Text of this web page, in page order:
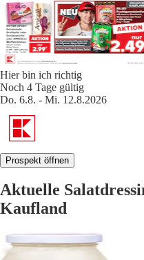
Hier bin ich richtig
Noch 4 Tage gültig
Do. 6.8. - Mi. 12.8.2026
Prospekt öffnen
Aktuelle
Kaufland